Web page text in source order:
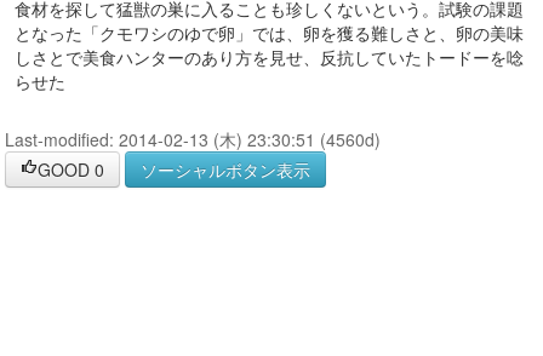
食材を探して猛獣の巣に入ることも珍しくないという。試験の課題
となった「クモワシのゆで卵」では、卵を獲る難しさと、卵の美味
しさとで美食ハンターのあり方を見せ、反抗していたトードーを唸
らせた
Last-modified: 2014-02-13 (木) 23:30:51 (4560d)
GOOD 0 ソーシャルボタン表示